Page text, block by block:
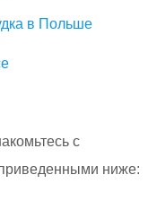
в Польше
с
ниже: